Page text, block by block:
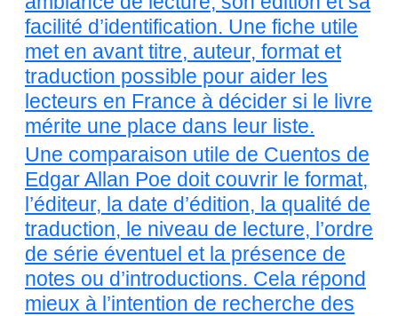
facilité d’identification. Une fiche utile
met en avant titre, auteur, format et
traduction possible pour aider les
lecteurs en France à décider si le livre
mérite une place dans leur liste.
Une comparaison utile de Cuentos de
Edgar Allan Poe doit couvrir le format,
l’éditeur, la date d’édition, la qualité de
traduction, le niveau de lecture, l’ordre
de série éventuel et la présence de
notes ou d’introductions. Cela répond
mieux à l’intention de recherche des